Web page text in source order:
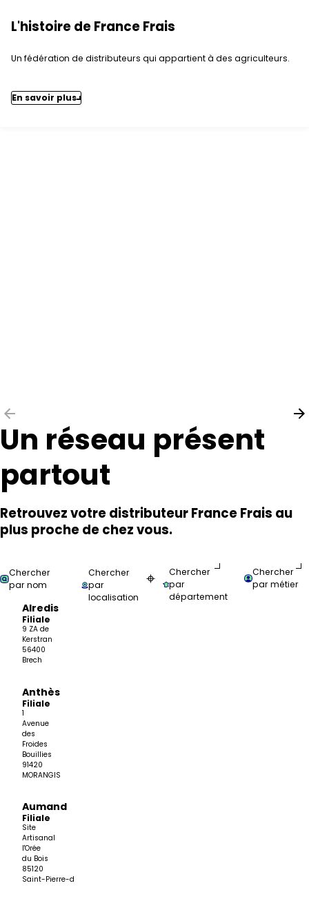
L'histoire de France Frais
Un fédération de distributeurs qui appartient à des agriculteurs.
En savoir plus
Un réseau présent
partout
Retrouvez votre distributeur France Frais au
plus proche de chez vous.
Filter par nom, code postal, métier ou spécialité
Chercher
par nom
Chercher
par
localisation
⌖
Chercher
par
département
Chercher
par métier
Alredis
Filiale
9 ZA de
Kerstran
56400
Brech
Anthès
Filiale
1
Avenue
des
Froides
Bouillies
91420
MORANGIS
Aumand
Filiale
Site
Artisanal
l'Orée
du Bois
85120
Saint-Pierre-du-Chemin